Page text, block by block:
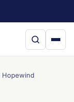
Hopewind